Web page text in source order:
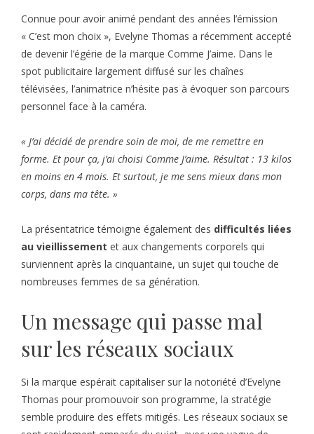
Connue pour avoir animé pendant des années l’émission
« C’est mon choix », Evelyne Thomas a récemment accepté
de devenir l’égérie de la marque Comme J’aime. Dans le
spot publicitaire largement diffusé sur les chaînes
télévisées, l’animatrice n’hésite pas à évoquer son parcours
personnel face à la caméra.
« J’ai décidé de prendre soin de moi, de me remettre en
forme. Et pour ça, j’ai choisi Comme J’aime. Résultat : 13 kilos
en moins en 4 mois. Et surtout, je me sens mieux dans mon
corps, dans ma tête. »
La présentatrice témoigne également des difficultés liées
au vieillissement et aux changements corporels qui
surviennent après la cinquantaine, un sujet qui touche de
nombreuses femmes de sa génération.
Un message qui passe mal
sur les réseaux sociaux
Si la marque espérait capitaliser sur la notoriété d’Evelyne
Thomas pour promouvoir son programme, la stratégie
semble produire des effets mitigés. Les réseaux sociaux se